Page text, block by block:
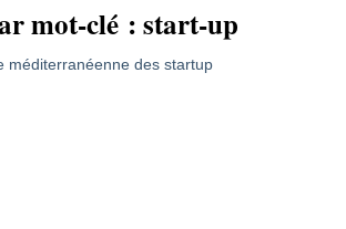
mot-clé :start-up
méditerranéenne des startup